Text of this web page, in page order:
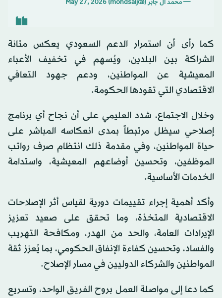
— محمد ال جابر (@mohdsalj) May 27, 2026
كما رأى أن استمرار الدعم السعودي يعكس متانة
الشراكة بين البلدين، ويُسهم في تخفيف الأعباء
المعيشية عن المواطنين، ودعم جهود التعافي
الاقتصادي التي تقودها الحكومة.
وخلال الاجتماع، شدد العليمي على أن نجاح أي برنامج
إصلاحي سيظل مرتبطاً بمدى انعكاسه المباشر على
حياة المواطنين، وفي مقدمة ذلك انتظام صرف رواتب
الموظفين، وتحسين أوضاعهم المعيشية، واستدامة
الخدمات الأساسية.
وأكد أهمية إجراء تقييمات دورية لقياس أثر الإصلاحات
الاقتصادية المتخذة، وما تحقق على صعيد تعزيز
الإيرادات العامة، والحد من الهدر، ومكافحة التهريب
والفساد، وتحسين كفاءة الإنفاق الحكومي، بما يُعزز ثقة
المواطنين والشركاء الدوليين في مسار الإصلاح.
كما دعا إلى مواصلة العمل بروح الفريق الواحد، وتسريع